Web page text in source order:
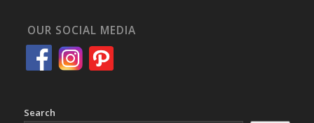
OUR SOCIAL MEDIA
Search